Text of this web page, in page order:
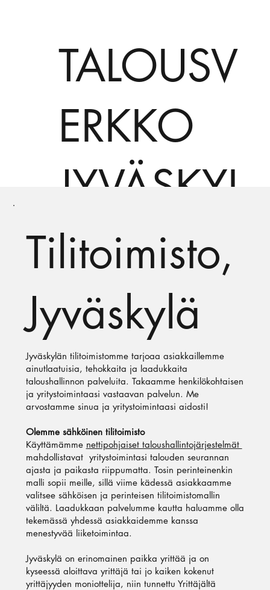
TALOUSV
ERKKO
JYVÄSKYL
Ä
Tilitoimisto,
Jyväskylä
Jyväskylän tilitoimistomme tarjoaa asiakkaillemme
ainutlaatuisia, tehokkaita ja laadukkaita
taloushallinnon palveluita. Takaamme henkilökohtaisen
ja yritystoimintaasi vastaavan palvelun. Me
arvostamme sinua ja yritystoimintaasi aidosti!
Olemme sähköinen tilitoimisto
Käyttämämme nettipohjaiset taloushallintojärjestelmät
mahdollistavat yritystoimintasi talouden seurannan
ajasta ja paikasta riippumatta. Tosin perinteinenkin
malli sopii meille, sillä viime kädessä asiakkaamme
valitsee sähköisen ja perinteisen tilitoimistomallin
väliltä. Laadukkaan palvelumme kautta haluamme olla
tekemässä yhdessä asiakkaidemme kanssa
menestyvää liiketoimintaa.
Jyväskylä on erinomainen paikka yrittää ja on
kyseessä aloittava yrittäjä tai jo kaiken kokenut
yrittäjyyden moniottelija, niin tunnettu Yrittäjältä